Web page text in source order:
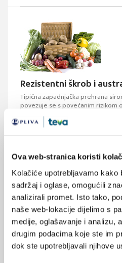
Ova web-stranica koristi
Kolačiće upotrebljavamo kako
sadržaj i oglase, omogućili
analizirali promet. Isto tako,
naše web-lokacije dijelimo s
medije, oglašavanje i analizu,
drugim podacima koje ste im
dok ste upotrebljavali njihove
Rezistentni škrob i
Tipična zapadnjačka prehrana
povezuje se s povećanim rizikom
prehrambenih vlakana od većine
Povezanost škroba i